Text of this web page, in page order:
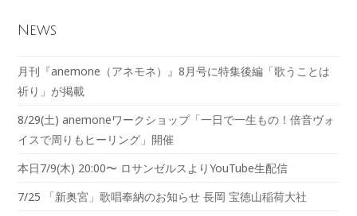
News
月刊『anemone（アネモネ）』8月号に特集後編「歌うことは
祈り」が掲載
8/29(土) anemoneワークショップ「一日で一生もの！倍音ヴォ
イスで周りもヒーリング」開催
本日7/9(木) 20:00〜 ロサンゼルスよりYouTube生配信
7/25 「新奥宮」歌唱奉納のお知らせ 長岡 宝徳山稲荷大社